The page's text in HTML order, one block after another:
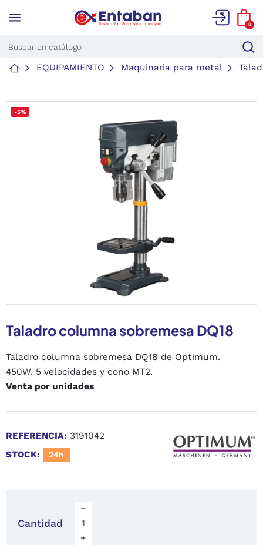
menu 0
EQUIPAMIENTO Maquinaria para metal
-5%
Taladro columna sobremesa DQ18
Taladro columna sobremesa DQ18 de Optimum.
450W. 5 velocidades y cono MT2.
Venta por unidades
REFERENCIA: 3191042
STOCK:
24h
Cantidad
−
+